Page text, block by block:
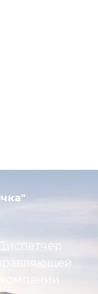
Диспетчер